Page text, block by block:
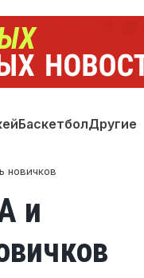
БаскетболДругие
новичков
и